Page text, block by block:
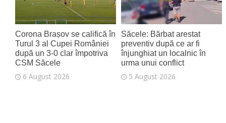
Corona Brașov se califică în
Turul 3 al Cupei României
după un 3-0 clar împotriva
CSM Săcele
6 August 2026
Săcele: Bărbat arestat
preventiv după ce ar fi
înjunghiat un localnic în
urma unui conflict
5 August 2026